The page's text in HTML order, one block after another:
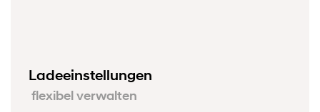
Ladeeinstellungen
flexibel verwalten